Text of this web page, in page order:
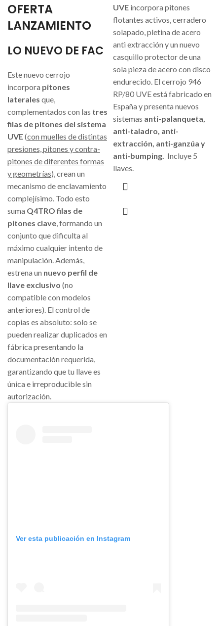
OFERTA
LANZAMIENTO
LO NUEVO DE FAC
Este nuevo cerrojo
incorpora pitones
laterales que,
complementados con las tres
filas de pitones del sistema
UVE(con muelles de distintas
presiones, pitones y contra-
pitones de diferentes formas
y geometrías), crean un
mecanismo de enclavamiento
complejísimo. Todo esto
suma Q4TRO filas de
pitones clave , formando un
conjunto que dificulta al
máximo cualquier intento de
manipulación. Además,
estrena un nuevo perfil de
llave exclusivo (no
compatible con modelos
anteriores). El control de
copias es absoluto: solo se
pueden realizar duplicados en
fábrica presentando la
documentación requerida,
garantizando que tu llave es
única e irreproducible sin
autorización.
Ver esta publicación en Instagram
UVE incorpora pitones
flotantes activos, cerradero
solapado, pletina de acero
anti extracción y un nuevo
casquillo protector de una
sola pieza de acero con disco
endurecido. El cerrojo 946
RP/80 UVE está fabricado en
España y presenta nuevos
sistemas anti-palanqueta,
anti-taladro, anti-
extracción, anti-ganzúa y
anti-bumping. Incluye 5
llaves.